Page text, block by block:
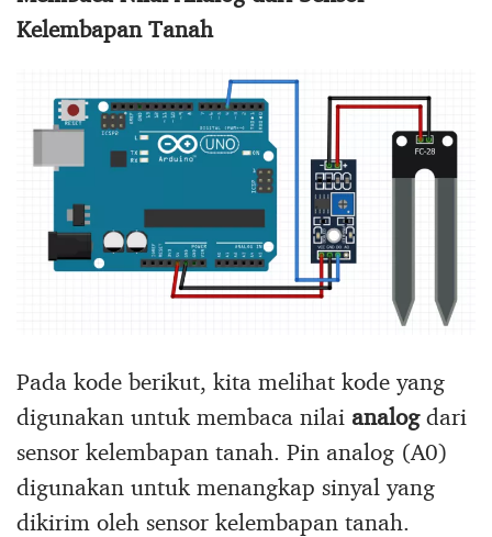
Kelembapan Tanah
Pada kode berikut, kita melihat kode yang
digunakan untuk membaca nilai analogdari
sensor kelembapan tanah. Pin analog (A0)
digunakan untuk menangkap sinyal yang
dikirim oleh sensor kelembapan tanah.